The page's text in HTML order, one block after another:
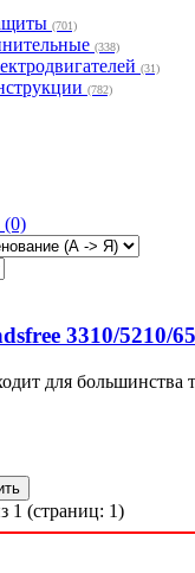
(701)
(338)
(31)
(782)
(0)
3310/5210/
для большинства
1 (страниц: 1)